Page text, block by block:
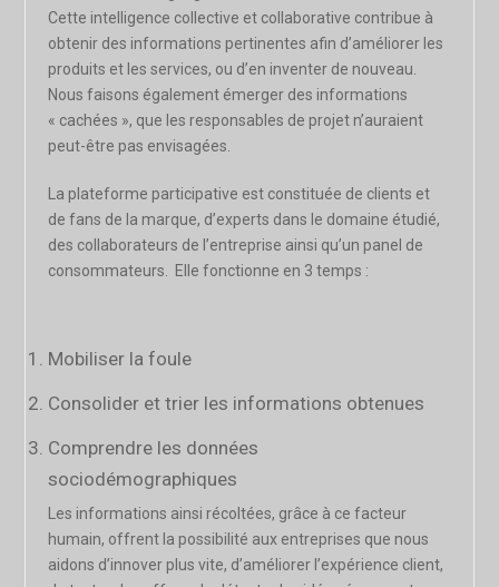
Cette intelligence collective et collaborative contribue à
obtenir des informations pertinentes afin d’améliorer les
produits et les services, ou d’en inventer de nouveau.
Nous faisons également émerger des informations
« cachées », que les responsables de projet n’auraient
peut-être pas envisagées.
La plateforme participative est constituée de clients et
de fans de la marque, d’experts dans le domaine étudié,
des collaborateurs de l’entreprise ainsi qu’un panel de
consommateurs. Elle fonctionne en 3 temps :
Mobiliser la foule
Consolider et trier les informations obtenues
Comprendre les données
sociodémographiques
Les informations ainsi récoltées, grâce à ce facteur
humain, offrent la possibilité aux entreprises que nous
aidons d’innover plus vite, d’améliorer l’expérience client,